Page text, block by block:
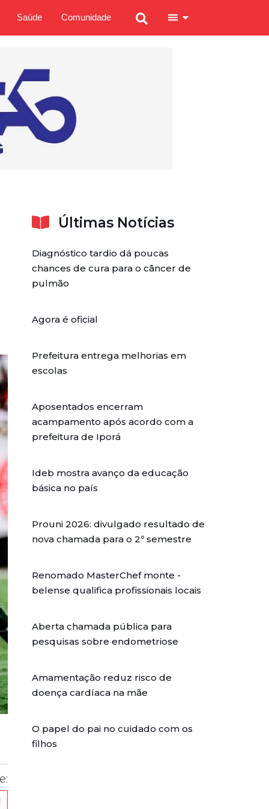
Saúde Comunidade
Últimas Notícias
Diagnóstico tardio dá poucas
chances de cura para o câncer de
pulmão
Agora é oficial
Prefeitura entrega melhorias em
escolas
Aposentados encerram
acampamento após acordo com a
prefeitura de Iporá
Ideb mostra avanço da educação
básica no país
Prouni 2026: divulgado resultado de
nova chamada para o 2º semestre
Renomado MasterChef monte -
belense qualifica profissionais locais
Aberta chamada pública para
pesquisas sobre endometriose
Amamentação reduz risco de
doença cardíaca na mãe
O papel do pai no cuidado com os
filhos